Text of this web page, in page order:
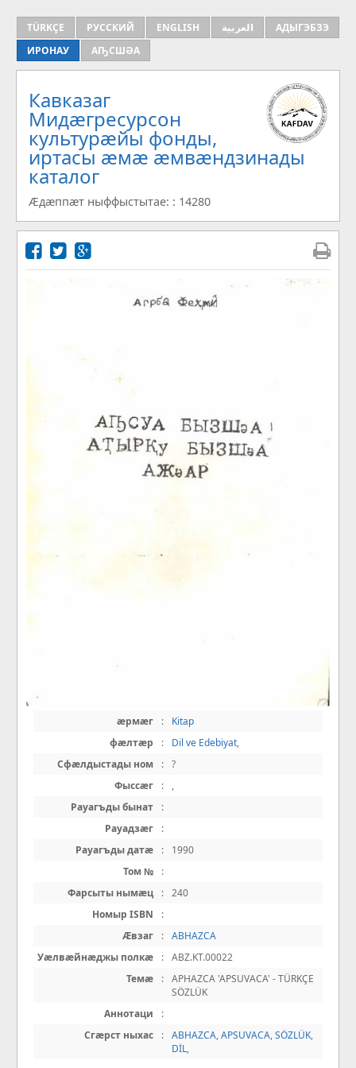
TÜRKÇE РУССКИЙ ENGLISH العربية
АДЫГЭБЗЭ
ИРОНАУ
АҦСШӘА
Кавказаг
Мидæгресурсон
культурæйы фонды,
иртасы æмæ æмвæндзинады
каталог
Æдæппæт ныффыстытае: : 14280
æрмæг :
Kitap
фæлтæр
: Dil ve Edebiyat,
Сфæлдыстады ном
: ?
Фыссæг
:
,
Рауагъды бынат
:
Рауадзæг
:
Рауагъды датæ
:
1990
Том №
:
Фарсыты нымæц
: 240
Номыр ISBN
:
Æвзаг
: ABHAZCA
Уæлвæйнæджы полкæ
: ABZ.KT.00022
Темæ
: APHAZCA 'APSUVACA' - TÜRKÇE
SÖZLÜK
Аннотаци
:
Сгæрст ныхас
: ABHAZCA,APSUVACA,SÖZLÜK,
DİL,